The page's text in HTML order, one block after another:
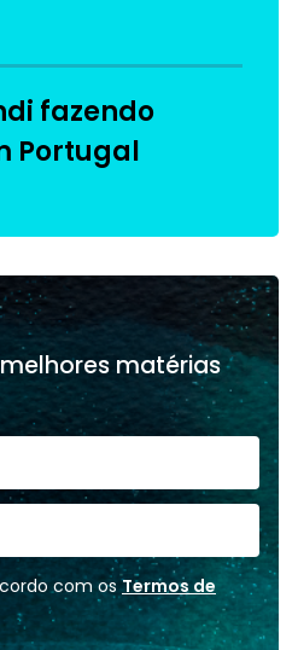
fazendo
Portugal
matérias
com os Termos de